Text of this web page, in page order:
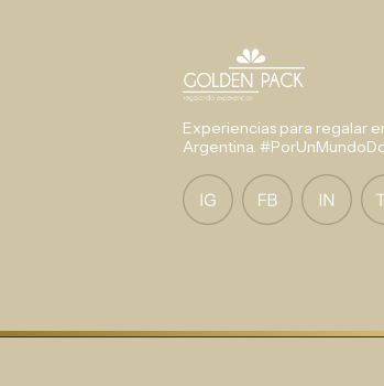
Experiencias para regalar
Argentina.